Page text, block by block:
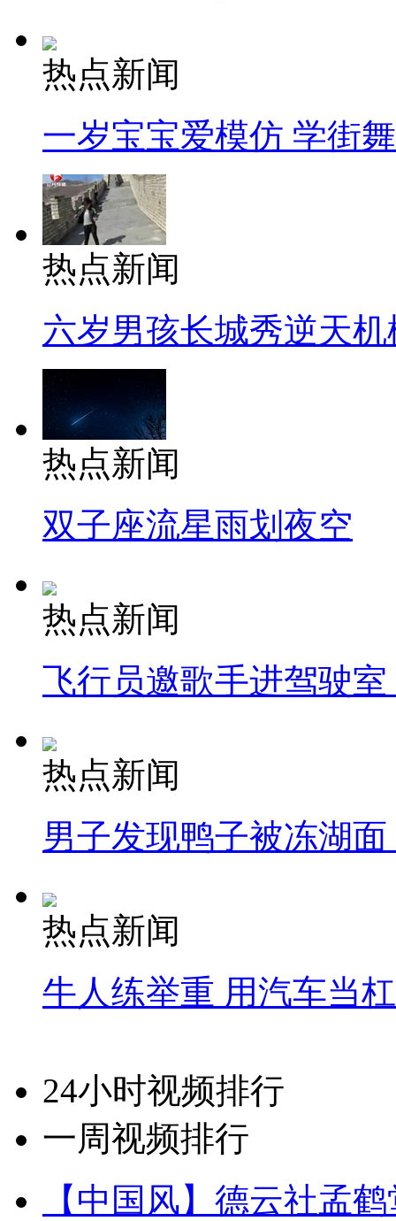
热点新闻
一岁宝宝爱模仿 学街
热点新闻
六岁男孩长城秀逆天机
热点新闻
双子座流星雨划夜空
热点新闻
飞行员邀歌手进驾驶
热点新闻
男子发现鸭子被冻湖
热点新闻
牛人练举重 用汽车当
24小时视频排行
一周视频排行
【中国风】德云社孟